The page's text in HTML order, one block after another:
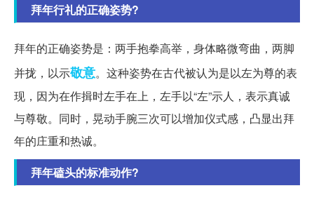
拜年行礼的正确姿势?
拜年的正确姿势是：两手抱拳高举，身体略微弯曲，两脚
并拢，以示敬意。这种姿势在古代被认为是以左为尊的表
现，因为在作揖时左手在上，左手以“左”示人，表示真诚
与尊敬。同时，晃动手腕三次可以增加仪式感，凸显出拜
年的庄重和热诚。
拜年磕头的标准动作?